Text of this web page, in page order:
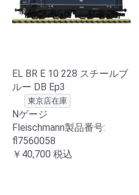
EL BR E 10 228 スチールブ
ルー DB Ep3
東京店在庫
Nゲージ
Fleischmann製品番号:
fl7560058
￥40,700 税込